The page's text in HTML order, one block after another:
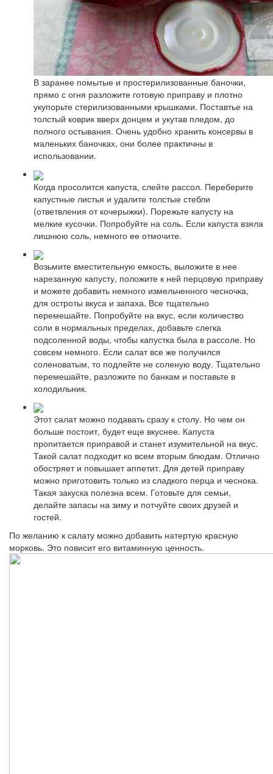
В заранее помытые и простерилизованные баночки,
прямо с огня разложите готовую приправу и плотно
укупорьте стерилизованными крышками. Поставтье на
толстый коврик вверх донцем и укутав пледом, до
полного остывания. Очень удобно хранить консервы в
маленьких баночках, они более практичны в
использовании.
Когда просолится капуста, слейте рассол. Переберите
капустные листья и удалите толстые стебли
(ответвления от кочерыжки). Порежьте капусту на
мелкие кусочки. Попробуйте на соль. Если капуста взяла
лишнюю соль, немного ее отмочите.
Возьмите вместительную емкость, выложите в нее
нарезанную капусту, положите к ней перцовую приправу
и можете добавить немного измельченного чесночка,
для остроты вкуса и запаха. Все тщательно
перемешайте. Попробуйте на вкус, если количество
соли в нормальных пределах, добавьте слегка
подсоленной воды, чтобы капустка была в рассоле. Но
совсем немного. Если салат все же получился
соленоватым, то подлейте не соленую воду. Тщательно
перемешайте, разложите по банкам и поставьте в
холодильник.
Этот салат можно подавать сразу к столу. Но чем он
больше постоит, будет еще вкуснее. Капуста
пропитается приправой и станет изумительной на вкус.
Такой салат подходит ко всем вторым блюдам. Отлично
обостряет и повышает аппетит. Для детей приправу
можно приготовить только из сладкого перца и чеснока.
Такая закуска полезна всем. Готовьте для семьи,
делайте запасы на зиму и потчуйте своих друзей и
гостей.
По желанию к салату можно добавить натертую красную
морковь. Это повисит его витаминную ценность.